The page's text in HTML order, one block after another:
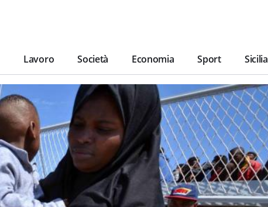
Lavoro Società Economia Sport Sicilia